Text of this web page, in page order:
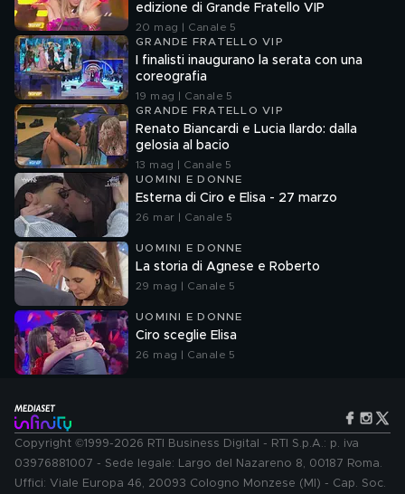
edizione di Grande Fratello VIP
20 mag | Canale 5
GRANDE FRATELLO VIP
I finalisti inaugurano la serata con una
coreografia
19 mag | Canale 5
GRANDE FRATELLO VIP
Renato Biancardi e Lucia Ilardo: dalla
gelosia al bacio
13 mag | Canale 5
UOMINI E DONNE
Esterna di Ciro e Elisa - 27 marzo
26 mar | Canale 5
UOMINI E DONNE
La storia di Agnese e Roberto
29 mag | Canale 5
UOMINI E DONNE
Ciro sceglie Elisa
26 mag | Canale 5
Copyright ©1999-2026 RTI Business Digital - RTI S.p.A.: p. iva
03976881007 - Sede legale: Largo del Nazareno 8, 00187 Roma.
Uffici: Viale Europa 46, 20093 Cologno Monzese (MI) - Cap. Soc.